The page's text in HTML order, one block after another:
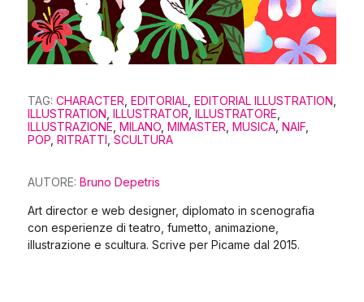
TAG: CHARACTER EDITORIAL EDITORIAL ILLUSTRATION
ILLUSTRATION ILLUSTRATOR ILLUSTRATORE
ILLUSTRAZIONE MILANO MIMASTER MUSICA NAIF
POP RITRATTI SCULTURA
AUTORE: Bruno Depetris
Art director e web designer, diplomato in scenografia
con esperienze di teatro, fumetto, animazione,
illustrazione e scultura. Scrive per Picame dal 2015.